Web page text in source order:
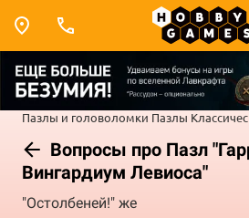
Пазлы и головоломки Пазлы
Вопросы про Пазл
Вингардиум Левиоса"
"Остолбеней!" же